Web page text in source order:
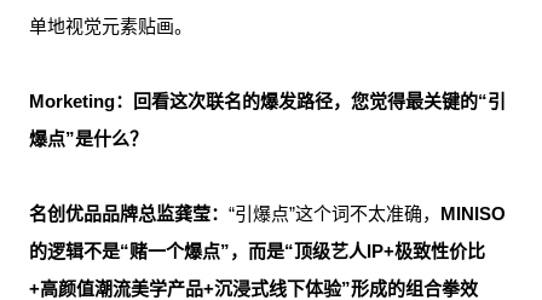
单地视觉元素贴画。
Morketing：
回看这次联名的爆发路径，您觉得最关键的“引
爆点”是什么？
名创优品品牌总监龚莹： “引爆点”这个词不太准确， MINISO
的逻辑不是“赌一个爆点”，而是“顶级艺人IP+极致性价比
+高颜值潮流美学产品+沉浸式线下体验”形成的组合拳效